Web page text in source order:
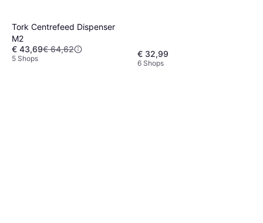
Tork Centrefeed Dispenser
M2
€ 43,69€ 64,62
5 Shops € 32,99
6 Shops